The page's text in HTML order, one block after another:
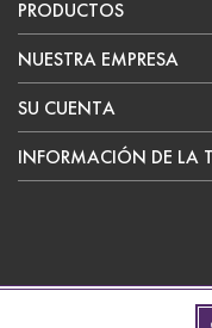
PRODUCTOS
NUESTRA EMPRESA
SU CUENTA
INFORMACIÓN DE LA